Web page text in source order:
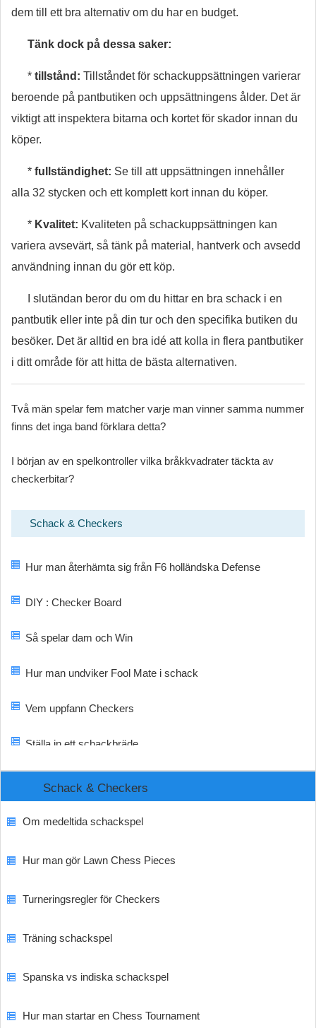
dem till ett bra alternativ om du har en budget.
Tänk dock på dessa saker:
* tillstånd: Tillståndet för schackuppsättningen varierar
beroende på pantbutiken och uppsättningens ålder. Det är
viktigt att inspektera bitarna och kortet för skador innan du
köper.
* fullständighet: Se till att uppsättningen innehåller
alla 32 stycken och ett komplett kort innan du köper.
* Kvalitet: Kvaliteten på schackuppsättningen kan
variera avsevärt, så tänk på material, hantverk och avsedd
användning innan du gör ett köp.
I slutändan beror du om du hittar en bra schack i en
pantbutik eller inte på din tur och den specifika butiken du
besöker. Det är alltid en bra idé att kolla in flera pantbutiker
i ditt område för att hitta de bästa alternativen.
Två män spelar fem matcher varje man vinner samma nummer
finns det inga band förklara detta?
I början av en spelkontroller vilka bråkkvadrater täckta av
checkerbitar?
Schack & Checkers
Hur man återhämta sig från F6 holländska Defense
DIY : Checker Board
Så spelar dam och Win
Hur man undviker Fool Mate i schack
Vem uppfann Checkers
Ställa in ett schackbräde
Schack & Checkers
Om medeltida schackspel
Hur man gör Lawn Chess Pieces
Turneringsregler för Checkers
Träning schackspel
Spanska vs indiska schackspel
Hur man startar en Chess Tournament